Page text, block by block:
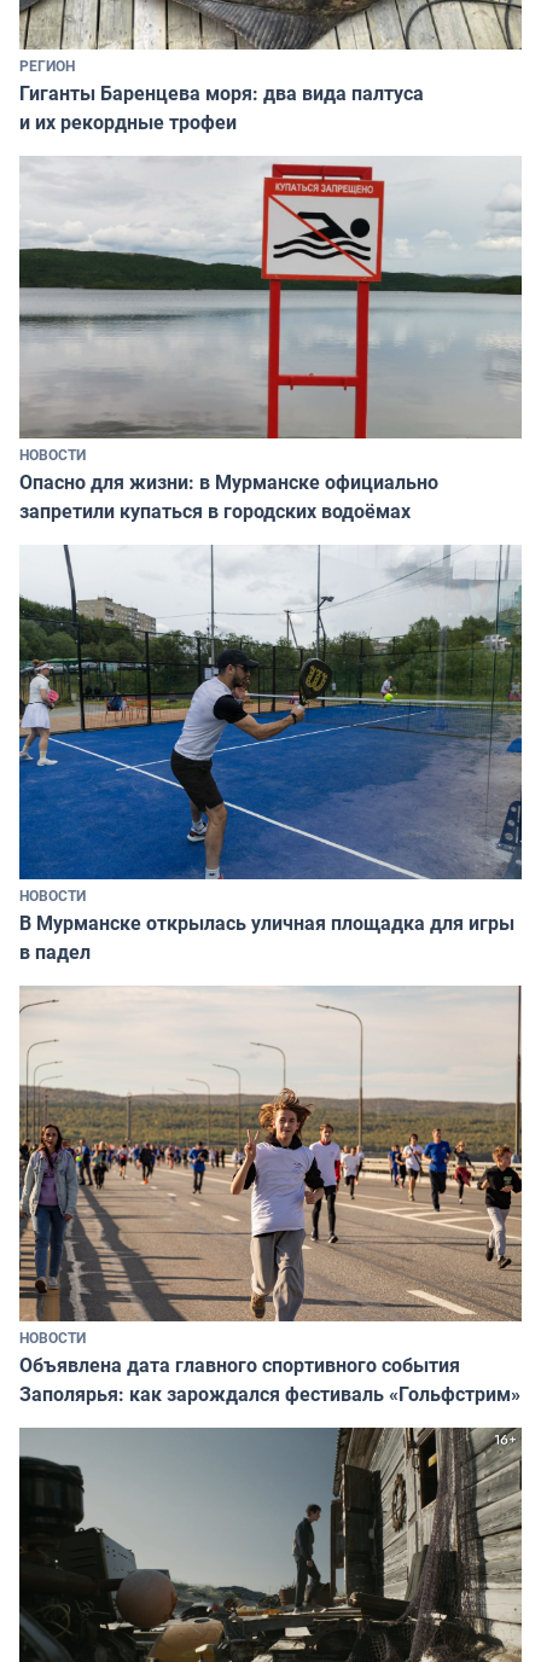
РЕГИОН
Гиганты Баренцева моря: два вида палтуса
и их рекордные трофеи
НОВОСТИ
Опасно для жизни: в Мурманске официально
запретили купаться в городских водоёмах
НОВОСТИ
В Мурманске открылась уличная площадка для игры
в падел
НОВОСТИ
Объявлена дата главного спортивного события
Заполярья: как зарождался фестиваль «Гольфстрим»